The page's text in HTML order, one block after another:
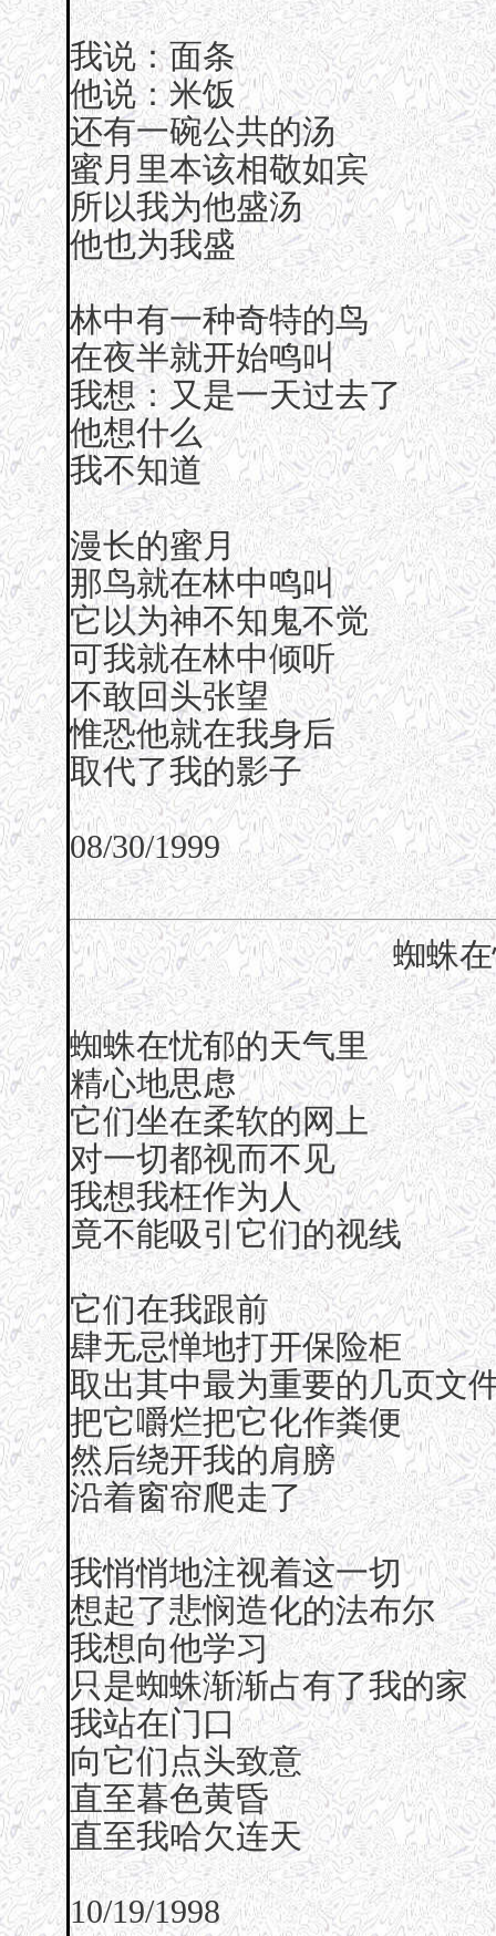
我说：面条
他说：米饭
还有一碗公共的汤
蜜月里本该相敬如宾
所以我为他盛汤
他也为我盛
林中有一种奇特的鸟
在夜半就开始鸣叫
我想：又是一天过去了
他想什么
我不知道
漫长的蜜月
那鸟就在林中鸣叫
它以为神不知鬼不觉
可我就在林中倾听
不敢回头张望
惟恐他就在我身后
取代了我的影子
08/30/1999
蜘蛛
蜘蛛在忧郁的天气里
精心地思虑
它们坐在柔软的网上
对一切都视而不见
我想我枉作为人
竟不能吸引它们的视线
它们在我跟前
肆无忌惮地打开保险柜
取出其中最为重要的几页文
把它嚼烂把它化作粪便
然后绕开我的肩膀
沿着窗帘爬走了
我悄悄地注视着这一切
想起了悲悯造化的法布尔
我想向他学习
只是蜘蛛渐渐占有了我的家
我站在门口
向它们点头致意
直至暮色黄昏
直至我哈欠连天
10/19/1998